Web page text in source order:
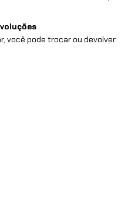
você pode trocar ou devolver.